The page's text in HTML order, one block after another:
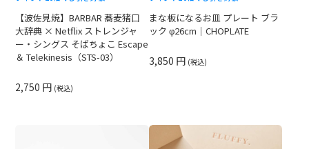
【波佐見焼】BARBAR 蕎麦猪口
大辞典 × Netflix ストレンジャ
ー・シングス そばちょこ Escape
＆ Telekinesis（STS-03）
2,750 円 (税込)
まな板になるお皿 プレート ブラ
ック φ26cm｜CHOPLATE
3,850 円 (税込)